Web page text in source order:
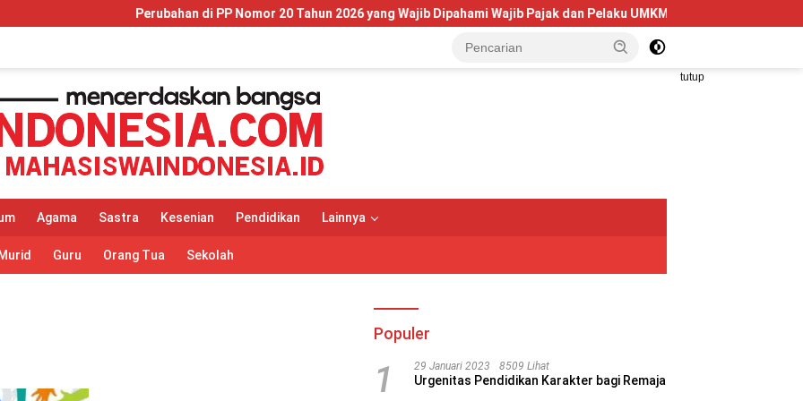
Perubahan di PP Nomor 20 Tahun 2026 yang Wajib Dipahami Wajib Pajak dan Pelaku UMKM
tutup
Agama Sastra Kesenian Pendidikan Lainnya
Murid Guru Orang Tua Sekolah
Populer
1 29 Januari 2023 8509 Lihat
Urgenitas Pendidikan Karakter bagi Remaja